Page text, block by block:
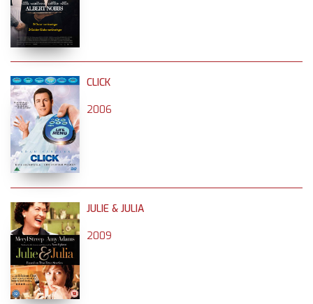
CLICK
2006
JULIE & JULIA
2009